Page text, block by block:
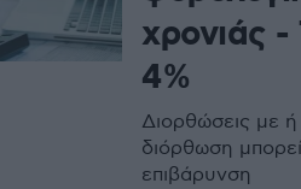
χρονιάς -
4%
Διορθώσεις με ή
διόρθωση
επιβάρυνση